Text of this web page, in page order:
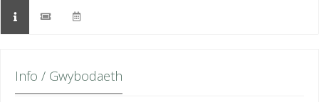
Info / Gwybodaeth